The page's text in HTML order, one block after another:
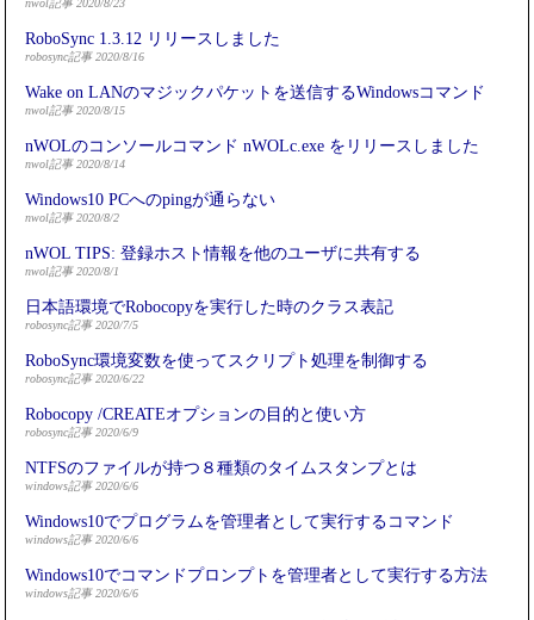
nwol記事 2020/8/23
RoboSync 1.3.12 リリースしました
robosync記事 2020/8/16
Wake on LANのマジックパケットを送信するWindowsコマンド
nwol記事 2020/8/15
nWOLのコンソールコマンド nWOLc.exe をリリースしました
nwol記事 2020/8/14
Windows10 PCへのpingが通らない
nwol記事 2020/8/2
nWOL TIPS: 登録ホスト情報を他のユーザに共有する
nwol記事 2020/8/1
日本語環境でRobocopyを実行した時のクラス表記
robosync記事 2020/7/5
RoboSync環境変数を使ってスクリプト処理を制御する
robosync記事 2020/6/22
Robocopy /CREATEオプションの目的と使い方
robosync記事 2020/6/9
NTFSのファイルが持つ８種類のタイムスタンプとは
windows記事 2020/6/6
Windows10でプログラムを管理者として実行するコマンド
windows記事 2020/6/6
Windows10でコマンドプロンプトを管理者として実行する方法
windows記事 2020/6/6